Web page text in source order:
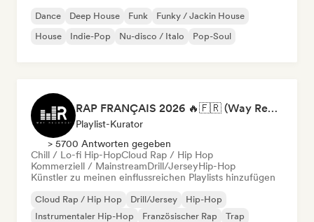
Dance Deep House Funk
Funky / Jackin House
House
Indie-Pop Nu-disco / Italo Pop-Soul
RAP FRANÇAIS 2026 🔥🇫🇷 (Way Records)
Playlist-Kurator
> 5700 Antworten gegeben
Chill / Lo-fi Hip-HopCloud Rap / Hip Hop
Kommerziell / MainstreamDrill/JerseyHip-Hop
Künstler zu meinen einflussreichen Playlists hinzufügen
Cloud Rap / Hip Hop Drill/Jersey
Hip-Hop
Instrumentaler Hip-Hop
Französischer Rap
Trap